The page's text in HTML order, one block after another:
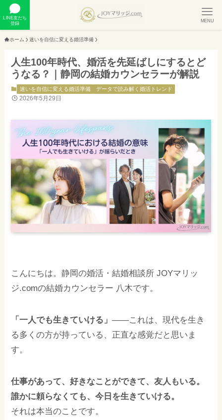
LINE友だち
登録
MENU
ホーム 迷いを自信に変える婚活準備
人生100年時代、婚活を先延ばしにするとど
うなる？｜静岡の結婚カウンセラーが解説
迷いを自信に変える婚活準備 データで読み解く婚活トレンド
2026年5月29日
こんにちは。静岡の婚活・結婚相談所 JOYマリッ
ジ.comの結婚カウンセラー 八木です。
「一人でも生きていける」——これは、現代を生き
る多くの方が持っている、正直な感覚だと思いま
す。
仕事があって、好きなことができて、友人もいる。
誰かに頼らなくても、今日を生きていける。
それは本当のことです。